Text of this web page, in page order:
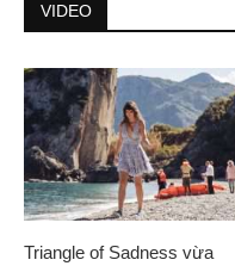
VIDEO
Triangle of Sadness vừa